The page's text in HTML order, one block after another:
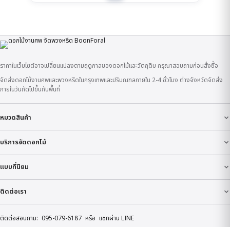
ราคาในเว็บไซต์อาจเปลี่ยนแปลงตามฤดูกาลของดอกไม้และวัตถุดิบ กรุณาสอบถามก่อนสั่งซื้อ
จัดส่งดอกไม้งานศพและพวงหรีดในกรุงเทพและปริมณฑลภายใน 2-4 ชั่วโมง ต่างจังหวัดจัดส่ง
ภายในวันถัดไปขึ้นกับพื้นที่
หมวดสินค้า
บริการจัดดอกไม้
แบบที่นิยม
ติดต่อเรา
ติดต่อสอบถาม: 095-079-6187 หรือ แชทผ่าน LINE